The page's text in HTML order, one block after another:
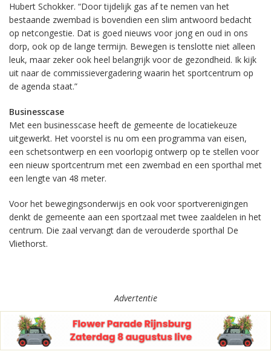
Hubert Schokker. “Door tijdelijk gas af te nemen van het
bestaande zwembad is bovendien een slim antwoord bedacht
op netcongestie. Dat is goed nieuws voor jong en oud in ons
dorp, ook op de lange termijn. Bewegen is tenslotte niet alleen
leuk, maar zeker ook heel belangrijk voor de gezondheid. Ik kijk
uit naar de commissievergadering waarin het sportcentrum op
de agenda staat.”
Businesscase
Met een businesscase heeft de gemeente de locatiekeuze
uitgewerkt. Het voorstel is nu om een programma van eisen,
een schetsontwerp en een voorlopig ontwerp op te stellen voor
een nieuw sportcentrum met een zwembad en een sporthal met
een lengte van 48 meter.
Voor het bewegingsonderwijs en ook voor sportverenigingen
denkt de gemeente aan een sportzaal met twee zaaldelen in het
centrum. Die zaal vervangt dan de verouderde sporthal De
Vliethorst.
Advertentie